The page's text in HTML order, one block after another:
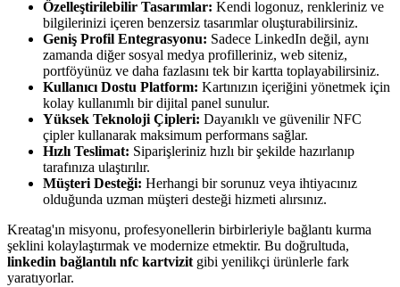
Özelleştirilebilir Tasarımlar: Kendi logonuz, renkleriniz ve
bilgilerinizi içeren benzersiz tasarımlar oluşturabilirsiniz.
Geniş Profil Entegrasyonu: Sadece LinkedIn değil, aynı
zamanda diğer sosyal medya profilleriniz, web siteniz,
portföyünüz ve daha fazlasını tek bir kartta toplayabilirsiniz.
Kullanıcı Dostu Platform: Kartınızın içeriğini yönetmek için
kolay kullanımlı bir dijital panel sunulur.
Yüksek Teknoloji Çipleri: Dayanıklı ve güvenilir NFC
çipler kullanarak maksimum performans sağlar.
Hızlı Teslimat: Siparişleriniz hızlı bir şekilde hazırlanıp
tarafınıza ulaştırılır.
Müşteri Desteği: Herhangi bir sorunuz veya ihtiyacınız
olduğunda uzman müşteri desteği hizmeti alırsınız.
Kreatag'ın misyonu, profesyonellerin birbirleriyle bağlantı kurma
şeklini kolaylaştırmak ve modernize etmektir. Bu doğrultuda,
linkedin bağlantılı nfc kartvizit gibi yenilikçi ürünlerle fark
yaratıyorlar.